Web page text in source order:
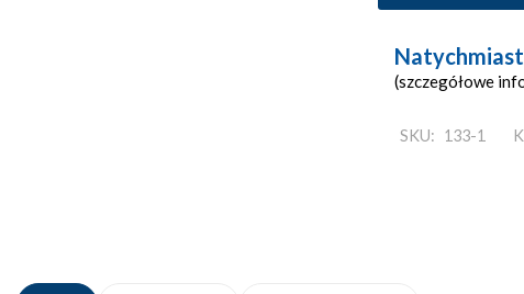
(szczegółowe
SKU: 133-1